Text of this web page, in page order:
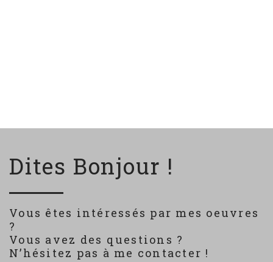
Dites Bonjour !
Vous êtes intéressés par mes oeuvres
?
Vous avez des questions ?
N’hésitez pas à me contacter !